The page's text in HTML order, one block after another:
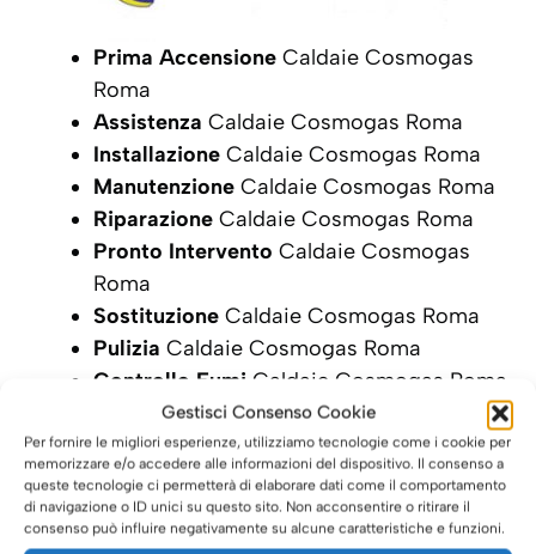
Gestisci Consenso Cookie
Per fornire le migliori esperienze, utilizziamo tecnologie come i cookie per
memorizzare e/o accedere alle informazioni del dispositivo. Il consenso a
queste tecnologie ci permetterà di elaborare dati come il comportamento
di navigazione o ID unici su questo sito. Non acconsentire o ritirare il
consenso può influire negativamente su alcune caratteristiche e funzioni.
Prima Accensione Caldaie Cosmogas
Roma
Assistenza Caldaie Cosmogas Roma
Installazione Caldaie Cosmogas Roma
Manutenzione Caldaie Cosmogas Roma
Riparazione Caldaie Cosmogas Roma
Pronto Intervento Caldaie Cosmogas
Roma
Sostituzione Caldaie Cosmogas Roma
Pulizia Caldaie Cosmogas Roma
Controllo Fumi Caldaie Cosmogas Roma
Bollino BluCaldaie Cosmogas Roma
Vendita CaldaieCosmogas Roma
Vendita CaldaieEdilkamin Roma
SCRIVI ORA LA TUA RICHIESTA DI